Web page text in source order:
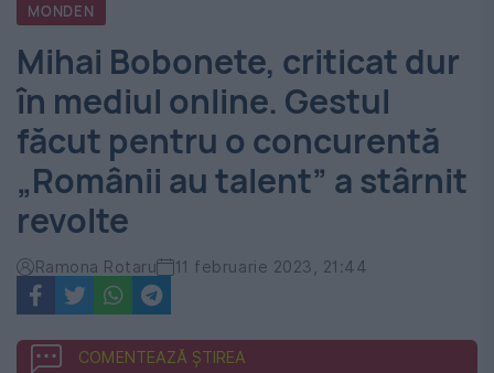
România
-
Evenimentul
Zilei
MONDEN
Mihai Bobonete, criticat dur
în mediul online. Gestul
făcut pentru o concurentă
„Românii au talent” a stârnit
revolte
Ramona Rotaru 11 februarie 2023, 21:44
COMENTEAZĂ ȘTIREA